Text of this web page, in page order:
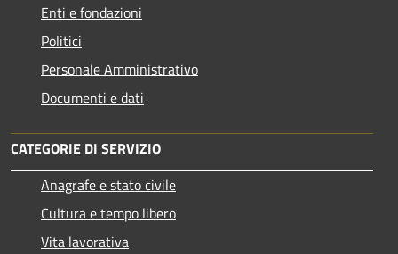
Enti e fondazioni
Politici
Personale Amministrativo
Documenti e dati
CATEGORIE DI SERVIZIO
Anagrafe e stato civile
Cultura e tempo libero
Vita lavorativa